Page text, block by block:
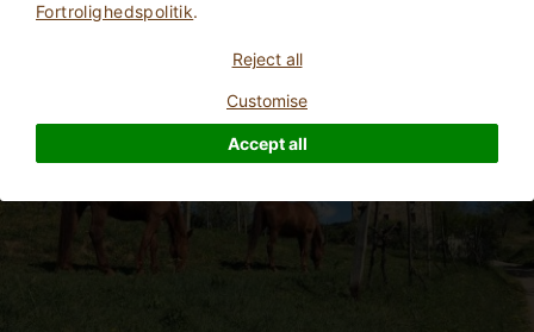
Fortrolighedspolitik.
Reject all
Customise
Accept all